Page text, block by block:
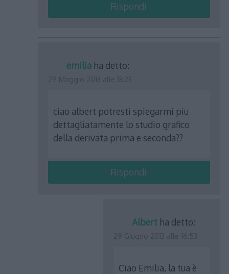
Rispondi
emilia ha detto:
ciao albert potresti spiegarmi piu
dettagliatamente lo studio grafico
della derivata prima e seconda??
Rispondi
Albert ha detto:
Ciao Emilia, la tua è